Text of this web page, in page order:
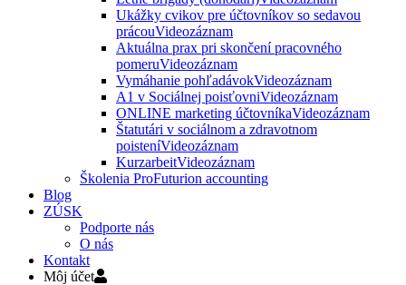
Ukážky cvikov pre účtovníkov so sedavou
prácouVideozáznam
Aktuálna prax pri skončení pracovného
pomeruVideozáznam
Vymáhanie pohľadávokVideozáznam
A1 v Sociálnej poisťovniVideozáznam
ONLINE marketing účtovníkaVideozáznam
Štatutári v sociálnom a zdravotnom
poisteníVideozáznam
KurzarbeitVideozáznam
Školenia ProFuturion accounting
Blog
ZÚSK
Podporte nás
O nás
Kontakt
Môj účet